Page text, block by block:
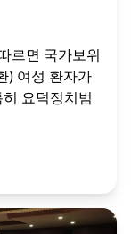
르면 국가보위
) 여성 환자가
요덕정치범